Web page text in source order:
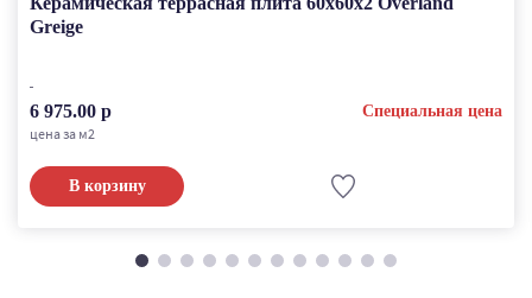
Greige
6 975.00 р
Специальная цена
цена за м2
В корзину